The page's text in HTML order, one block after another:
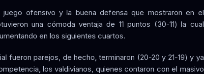
ofensivo y la buena defensa que mostraron en el
una cómoda ventaja de 11 puntos (30-11) la cual
en los siguientes cuartos.
fueron parejos, de hecho, terminaron (20-20 y 21-19) y ya
los valdivianos, quienes contaron con el masivo